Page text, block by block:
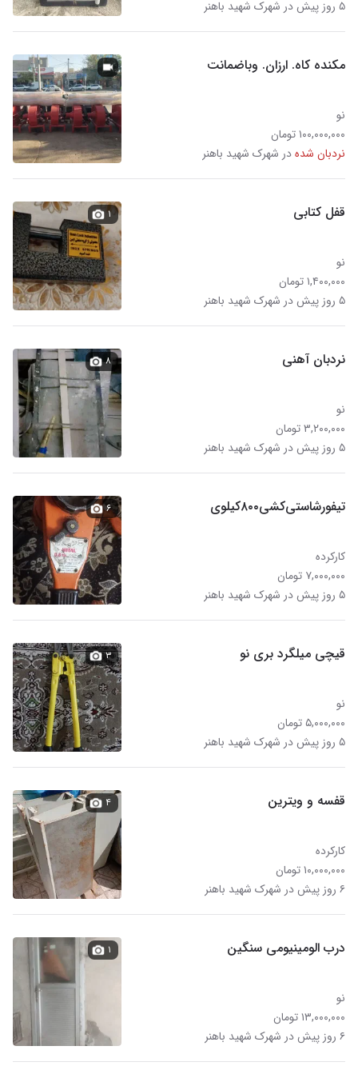
۵ روز پیش در شهرک شهید باهنر
مکنده کاه. ارزان. وباضمانت
نو
۱۰۰,۰۰۰,۰۰۰ تومان
نردبان شدهدر شهرک شهید باهنر
قفل کتابی
نو
۱,۴۰۰,۰۰۰ تومان
۵ روز پیش در شهرک شهید باهنر
۱
نردبان آهنی
نو
۳,۲۰۰,۰۰۰ تومان
۵ روز پیش در شهرک شهید باهنر
۸
تیفور‌شاستی‌کشی۸۰۰‌کیلوی
کارکرده
۷,۰۰۰,۰۰۰ تومان
۵ روز پیش در شهرک شهید باهنر
۶
قیچی میلگرد بری نو
نو
۵,۰۰۰,۰۰۰ تومان
۵ روز پیش در شهرک شهید باهنر
۳
قفسه و ویترین
کارکرده
۱۰,۰۰۰,۰۰۰ تومان
۶ روز پیش در شهرک شهید باهنر
۴
درب الومینیومی سنگین
نو
۱۳,۰۰۰,۰۰۰ تومان
۶ روز پیش در شهرک شهید باهنر
۱